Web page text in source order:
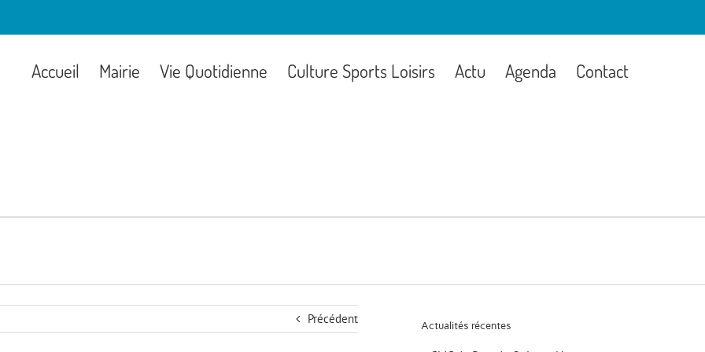
Accueil Mairie Vie Quotidienne Culture Sports Loisirs Actu Agenda Contact
Précédent Actualités récentes